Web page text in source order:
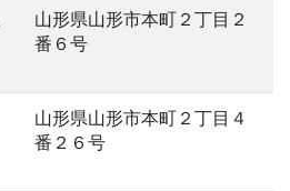
山形県山形市本町２丁目２
番６号
山形県山形市本町２丁目４
番２６号